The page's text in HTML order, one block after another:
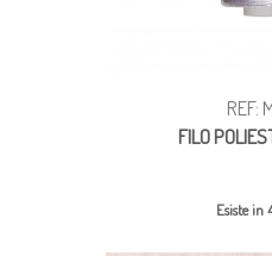
REF:
FILO
Esiste in